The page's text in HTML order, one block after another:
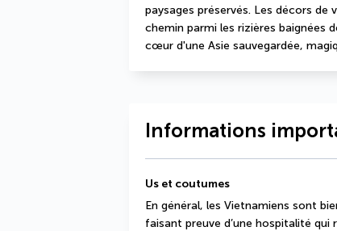
paysages préservés. Les décors
chemin parmi les rizières baignées
cœur d'une Asie sauvegardée,
Informations
Us et coutumes
En général, les Vietnamiens sont
faisant preuve d’une hospitalité qui